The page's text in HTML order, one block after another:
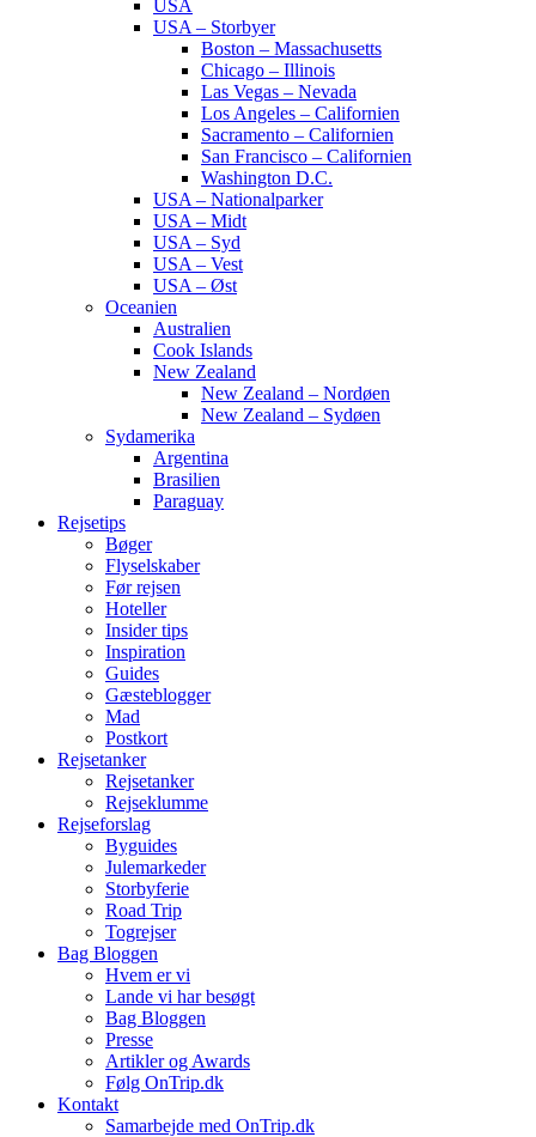
USA
USA – Storbyer
Boston – Massachusetts
Chicago – Illinois
Las Vegas – Nevada
Los Angeles – Californien
Sacramento – Californien
San Francisco – Californien
Washington D.C.
USA – Nationalparker
USA – Midt
USA – Syd
USA – Vest
USA – Øst
Oceanien
Australien
Cook Islands
New Zealand
New Zealand – Nordøen
New Zealand – Sydøen
Sydamerika
Argentina
Brasilien
Paraguay
Rejsetips
Bøger
Flyselskaber
Før rejsen
Hoteller
Insider tips
Inspiration
Guides
Gæsteblogger
Mad
Postkort
Rejsetanker
Rejsetanker
Rejseklumme
Rejseforslag
Byguides
Julemarkeder
Storbyferie
Road Trip
Togrejser
Bag Bloggen
Hvem er vi
Lande vi har besøgt
Bag Bloggen
Presse
Artikler og Awards
Følg OnTrip.dk
Kontakt
Samarbejde med OnTrip.dk